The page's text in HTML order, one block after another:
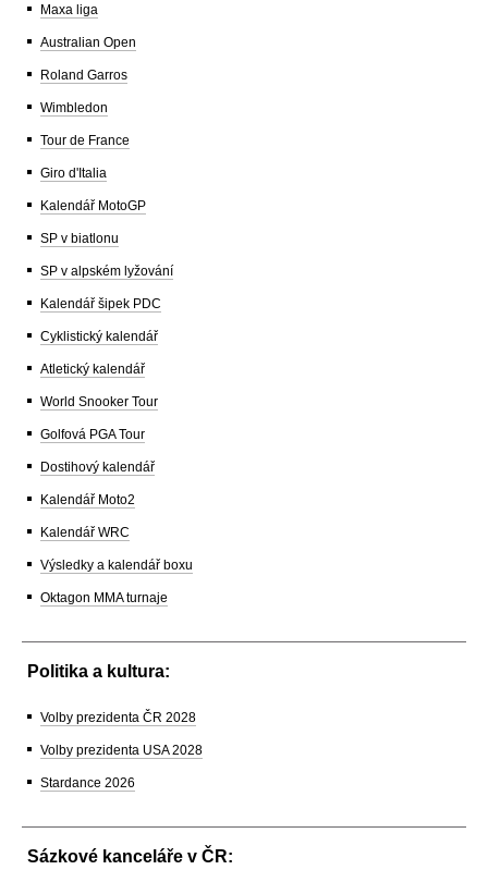
Maxa liga
Australian Open
Roland Garros
Wimbledon
Tour de France
Giro d'Italia
Kalendář MotoGP
SP v biatlonu
SP v alpském lyžování
Kalendář šipek PDC
Cyklistický kalendář
Atletický kalendář
World Snooker Tour
Golfová PGA Tour
Dostihový kalendář
Kalendář Moto2
Kalendář WRC
Výsledky a kalendář boxu
Oktagon MMA turnaje
Politika a kultura:
Volby prezidenta ČR 2028
Volby prezidenta USA 2028
Stardance 2026
Sázkové kanceláře v ČR: